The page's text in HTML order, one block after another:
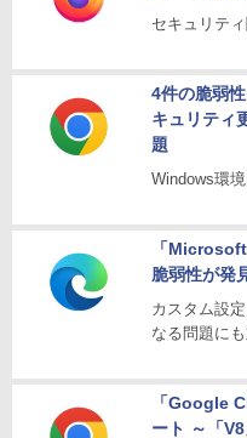
セキュリテ
4件の脆弱
キュリティ
題
Windows環
「
脆弱性が発
カスタム設
なる問題に
「Google
ート ～「